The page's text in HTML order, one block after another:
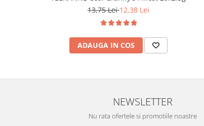
13,75 Lei12,38 Lei
ADAUGA IN COS
NEWSLETTER
Nu rata ofertele si promotiile noastre